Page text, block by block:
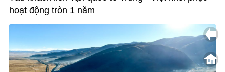
hoạt động tròn 1 năm